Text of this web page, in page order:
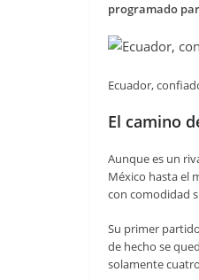
programado
Ecuador,
El camino
Aunque es un
México hasta el
con comodidad
Su primer
de hecho se
solamente